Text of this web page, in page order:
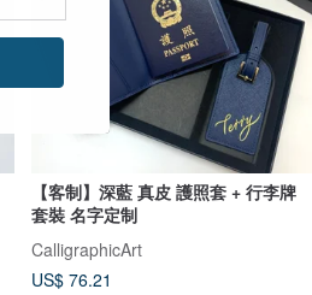
【客制】深藍 真皮 護照套 + 行李牌
套裝 名字定制
CalligraphicArt
US$ 76.21